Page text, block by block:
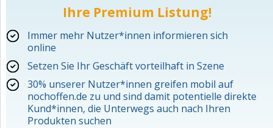
Ihre Premium Listung!
Immer mehr Nutzer*innen informieren sich
online
Setzen Sie Ihr Geschäft vorteilhaft in Szene
30% unserer Nutzer*innen greifen mobil auf
nochoffen.de zu und sind damit potentielle direkte
Kund*innen, die Unterwegs auch nach Ihren
Produkten suchen